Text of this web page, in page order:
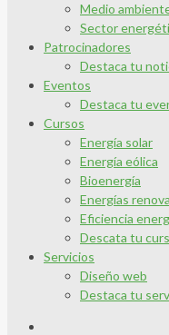
Medio
Sector
Patrocinadores
Destaca tu
Eventos
Destaca tu
Cursos
Energía solar
Energía eólica
Bioenergía
Energías
Eficiencia
Descata tu
Servicios
Diseño web
Destaca tu